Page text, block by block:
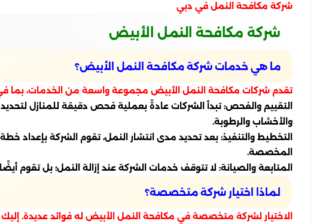
شركة مكافحة النمل في دبي
شركة مكافحة النمل الأبيض
ما هي خدمات شركة مكافحة النمل الأبيض؟
تقدم شركات مكافحة النمل الأبيض مجموعة واسعة من الخدمات، بما
التقييم والفحص: تبدأ الشركات عادةً بعملية فحص دقيقة للمنازل
والأخشاب والرطوبة.
التخطيط والتنفيذ: بعد تحديد مدى انتشار النمل، تقوم الشركة بإعداد
المخصصة.
المتابعة والصيانة: لا تتوقف خدمات الشركة عند إزالة النمل؛ بل
لماذا اختيار شركة متخصصة؟
الاختيار لشركة متخصصة في مكافحة النمل الأبيض له فوائد عديدة.